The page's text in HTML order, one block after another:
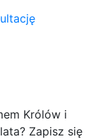
Królów i
Zapisz się